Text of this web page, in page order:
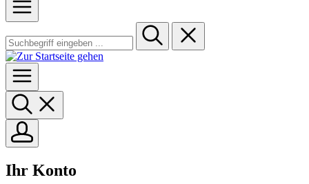
Ihr Konto